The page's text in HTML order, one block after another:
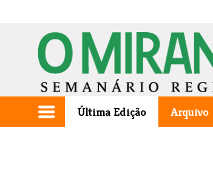
Última Edição Arquivo